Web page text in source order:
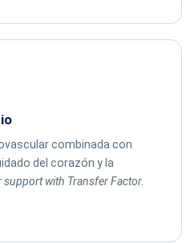
combinada con
del corazón y la
support with Transfer Factor.